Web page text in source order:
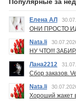
Елена АЛ
ОНИ ПРОСТО
Nata.li
НУ ЧТО!!!
Лана2212
Сбор заказов.
Nata.li
Хороший жакет